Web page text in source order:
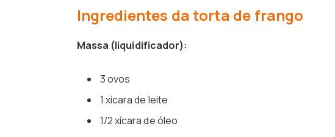
Ingredientes da torta de frango
Massa (liquidificador):
3 ovos
1 xícara de leite
1/2 xícara de óleo